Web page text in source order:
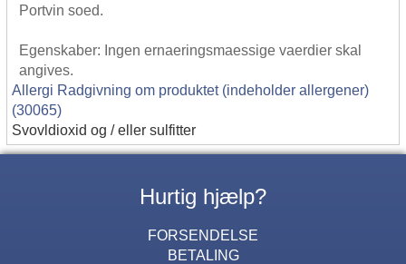
Portvin soed.
Egenskaber: Ingen ernaeringsmaessige vaerdier skal
angives.
Allergi Radgivning om produktet (indeholder allergener)
(30065)
Svovldioxid og / eller sulfitter
Hurtig hjælp?
FORSENDELSE
BETALING